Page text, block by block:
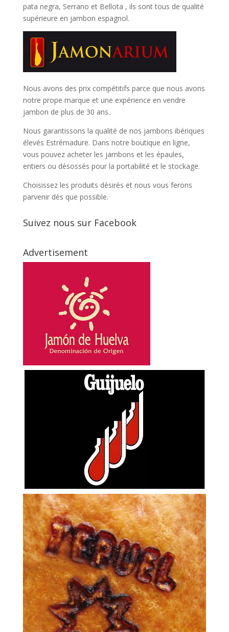
pata negra, Serrano et Bellota , ils sont tous de qualité
supérieure en jambon espagnol.
Nous avons des prix compétitifs parce que nous avons
notre prope marque et une expérience en vendre
jambon de plus de 30 ans..
Nous garantissons la qualité de nos jambons ibériques
élevés Estrémadure. Dans notre boutique en ligne,
vous pouvez acheter les jambons et les épaules,
entiers ou désossés pour la portabilité et le stockage.
Choisissez les produits désirés et nous vous ferons
parvenir dès que possible.
Suivez nous sur Facebook
Advertisement